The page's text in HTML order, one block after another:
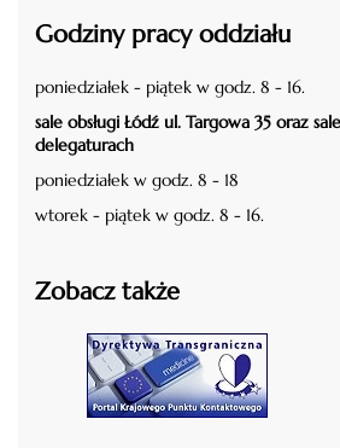
Godziny pracy oddziału
poniedziałek - piątek w godz. 8 - 16.
sale obsługi Łódź ul. Targowa 35 oraz
delegaturach
poniedziałek w godz. 8 - 18
wtorek - piątek w godz. 8 - 16.
Zobacz także
czytaj więcej